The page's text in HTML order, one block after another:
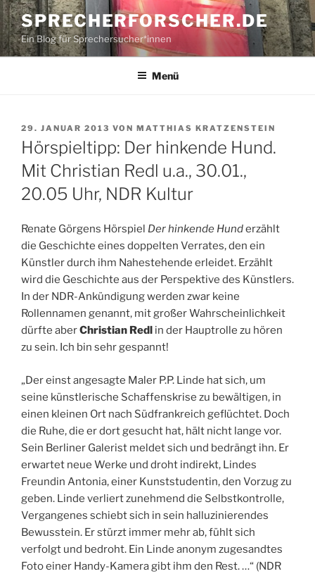
Zum
Inhalt
springen
SPRECHERFORSCHER.DE
Ein Blog für Sprechersucher*innen
Menü
VERÖFFENTLICHT
AM
29. JANUAR 2013 VON MATTHIAS KRATZENSTEIN
Hörspieltipp: Der hinkende Hund.
Mit Christian Redl u.a., 30.01.,
20.05 Uhr, NDR Kultur
Renate Görgens Hörspiel Der hinkende Hunderzählt
die Geschichte eines doppelten Verrates, den ein
Künstler durch ihm Nahestehende erleidet. Erzählt
wird die Geschichte aus der Perspektive des Künstlers.
In der NDR-Ankündigung werden zwar keine
Rollennamen genannt, mit großer Wahrscheinlichkeit
dürfte aberChristian Redl in der Hauptrolle zu hören
zu sein. Ich bin sehr gespannt!
„Der einst angesagte Maler P.P. Linde hat sich, um
seine künstlerische Schaffenskrise zu bewältigen, in
einen kleinen Ort nach Südfrankreich geflüchtet. Doch
die Ruhe, die er dort gesucht hat, hält nicht lange vor.
Sein Berliner Galerist meldet sich und bedrängt ihn. Er
erwartet neue Werke und droht indirekt, Lindes
Freundin Antonia, einer Kunststudentin, den Vorzug zu
geben. Linde verliert zunehmend die Selbstkontrolle,
Vergangenes schiebt sich in sein halluzinierendes
Bewusstein. Er stürzt immer mehr ab, fühlt sich
verfolgt und bedroht. Ein Linde anonym zugesandtes
Foto einer Handy-Kamera gibt ihm den Rest. …“ (NDR